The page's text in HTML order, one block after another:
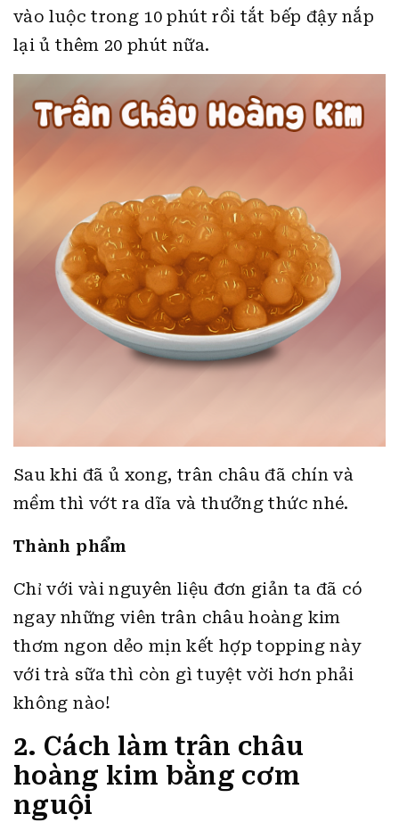
vào luộc trong 10 phút rồi tắt bếp đậy nắp
lại ủ thêm 20 phút nữa.
Sau khi đã ủ xong, trân châu đã chín và
mềm thì vớt ra dĩa và thưởng thức nhé.
Thành phẩm
Chỉ với vài nguyên liệu đơn giản ta đã có
ngay những viên trân châu hoàng kim
thơm ngon dẻo mịn kết hợp topping này
với trà sữa thì còn gì tuyệt vời hơn phải
không nào!
2. Cách làm trân châu
hoàng kim bằng cơm
nguội